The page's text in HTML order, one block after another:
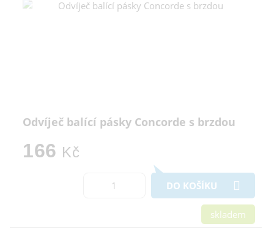
Odvíječ balící pásky Concorde s brzdou
166 Kč
DO KOŠÍKU
skladem